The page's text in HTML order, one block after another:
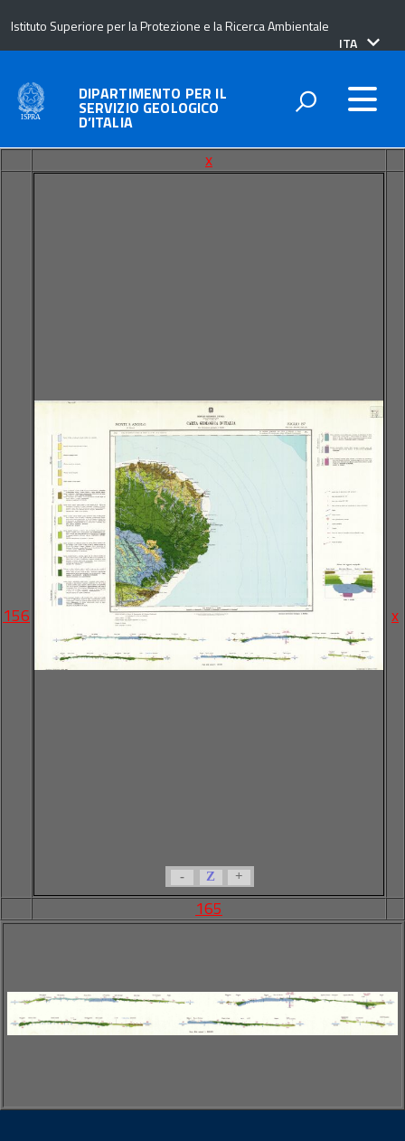
Istituto Superiore per la Protezione e la Ricerca Ambientale
lingua
ITA
DIPARTIMENTO PER IL
SERVIZIO GEOLOGICO
D’ITALIA
x
156
- Z +
x
165